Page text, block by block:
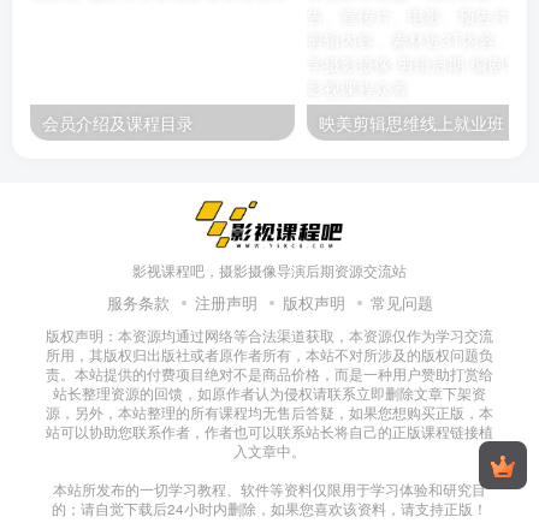
会员介绍及课程目录
影视课程吧，摄影摄像导演后期资源交流站
服务条款 注册声明 版权声明 常见问题
版权声明：本资源均通过网络等合法渠道获取，本资源仅作为学习交流
所用，其版权归出版社或者原作者所有，本站不对所涉及的版权问题负
责。本站提供的付费项目绝对不是商品价格，而是一种用户赞助打赏给
站长整理资源的回馈，如原作者认为侵权请联系立即删除文章下架资
源，另外，本站整理的所有课程均无售后答疑，如果您想购买正版，本
站可以协助您联系作者，作者也可以联系站长将自己的正版课程链接植
入文章中。
本站所发布的一切学习教程、软件等资料仅限用于学习体验和研究目
的；请自觉下载后24小时内删除，如果您喜欢该资料，请支持正版！